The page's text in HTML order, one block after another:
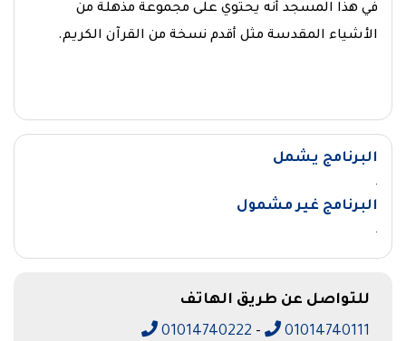
في هذا المسجد أنه يحتوي على مجموعة مذهلة من
الأشياء المقدسة مثل أقدم نسخة من القرآن الكريم.
البرنامج يشمل
.
البرنامج غير مشمول
.
للتواصل عن طريق الهاتف
01014740111
-
01014740222